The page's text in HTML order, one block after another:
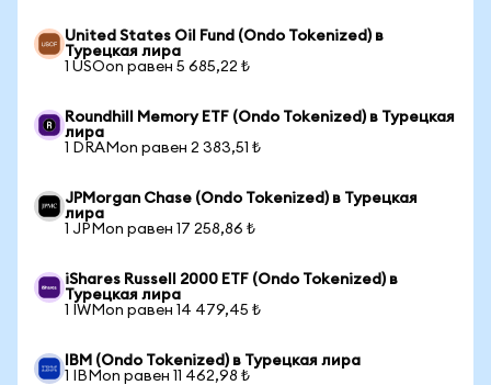
United States Oil Fund (Ondo Tokenized) в
Турецкая лира
1 USOon равен 5 685,22 ₺
Roundhill Memory ETF (Ondo Tokenized) в Турецкая
лира
1 DRAMon равен 2 383,51 ₺
JPMorgan Chase (Ondo Tokenized) в Турецкая
лира
1 JPMon равен 17 258,86 ₺
iShares Russell 2000 ETF (Ondo Tokenized) в
Турецкая лира
1 IWMon равен 14 479,45 ₺
IBM (Ondo Tokenized) в Турецкая лира
1 IBMon равен 11 462,98 ₺